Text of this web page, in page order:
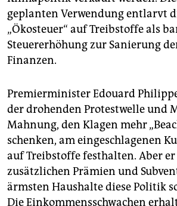
geplanten Verwendung entlarvt
„Ökosteuer“ auf Treibstoffe als
Steuererhöhung zur Sanierung
Finanzen.
Premierminister Edouard
der drohenden Protestwelle und
Mahnung, den Klagen mehr
schenken, am eingeschlagenen
auf Treibstoffe festhalten. Aber
zusätzlichen Prämien und
ärmsten Haushalte diese Politik
Die Einkommensschwachen